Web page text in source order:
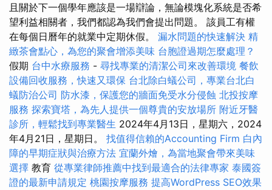
且關於下一個學年應該是一場辯論，無論模塊化系統是否希
望利益相關者，我們都認為我們會提出問題。 該員工有權
在每個日曆年的就業中定期休假。 漏水問題的快速解決 精
緻茶會點心，為您的聚會增添美味 台胞證過期怎麼處理？
假期 台中水療服務 - 尋找專業的清潔公司來改善環境 餐飲
設備回收服務，快速又環保 台北除白蟻公司，專業台北白
蟻防治公司 防水漆，保護您的牆面免受水分侵蝕 北投按摩
服務 探索寶塔，為先人提供一個尊貴的安放場所 附近牙醫
診所，輕鬆找到專業醫生 2024年4月13日，星期六，2024
年4月21日，星期日。 找值得信賴的Accounting Firm 白內
障的早期症狀與治療方法 宜蘭外燴，為當地聚會帶來美味
選擇 教育 從專業律師推薦中找到最適合的法律專家 泰國簽
證的最新申請規定 桃園按摩服務 提高WordPress SEO效果